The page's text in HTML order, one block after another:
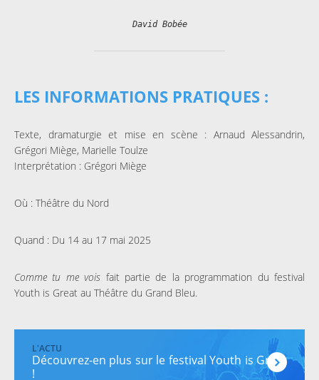
David Bobée
LES INFORMATIONS PRATIQUES :
Texte, dramaturgie et mise en scène : Arnaud Alessandrin,
Grégori Miège, Marielle Toulze
Interprétation : Grégori Miège
Où : Théâtre du Nord
Quand : Du 14 au 17 mai 2025
Comme tu me vois fait partie de la programmation du festival
Youth is Great au Théâtre du Grand Bleu.
Découvrez-en plus sur le festival Youth is Great
!